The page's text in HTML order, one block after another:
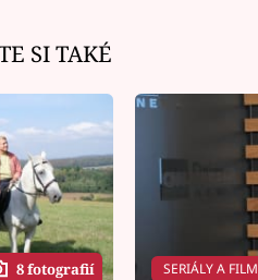
SI TAKÉ
8 fotografií SERIÁLY A